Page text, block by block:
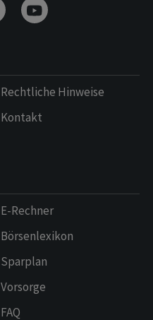
Rechtliche Hinweise
Kontakt
E-Rechner
Börsenlexikon
Sparplan
Vorsorge
FAQ